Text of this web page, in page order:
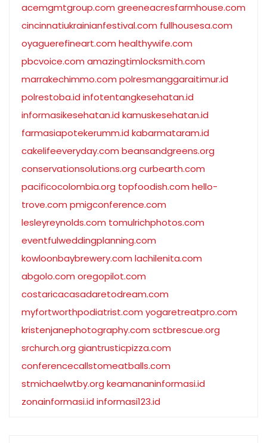
acemgmtgroup.com greeneacresfarmhouse.com
cincinnatiukrainianfestival.com fullhousesa.com
oyaguerefineart.com healthywife.com
pbcvoice.com amazingtimlocksmith.com
marrakechimmo.com polresmanggaraitimur.id
polrestoba.id infotentangkesehatan.id
informasikesehatan.id kamuskesehatan.id
farmasiapotekerumm.id kabarmataram.id
cakelifeeveryday.com beansandgreens.org
conservationsolutions.org curbearth.com
pacificocolombia.org topfoodish.com hello-
trove.com pmigconference.com
lesleyreynolds.com tomulrichphotos.com
eventfulweddingplanning.com
kowloonbaybrewery.com lachilenita.com
abgolo.com oregopilot.com
costaricacasadaretodream.com
myfortworthpodiatrist.com yogaretreatpro.com
kristenjanephotography.com sctbrescue.org
srchurch.org giantrusticpizza.com
conferencecallstomeatballs.com
stmichaelwtby.org keamananinformasi.id
zonainformasi.id informasi123.id